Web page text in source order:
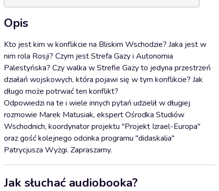
Opis
Kto jest kim w konflikcie na Bliskim Wschodzie? Jaka jest w
nim rola Rosji? Czym jest Strefa Gazy i Autonomia
Palestyńska? Czy walka w Strefie Gazy to jedyna przestrzeń
działań wojskowych, która pojawi się w tym konflikcie? Jak
długo może potrwać ten konflikt?
Odpowiedzi na te i wiele innych pytań udzielił w długiej
rozmowie Marek Matusiak, ekspert Ośrodka Studiów
Wschodnich, koordynator projektu "Projekt Izrael-Europa"
oraz gość kolejnego odcinka programu "didaskalia"
Patrycjusza Wyżgi. Zapraszamy.
Jak słuchać audiobooka?